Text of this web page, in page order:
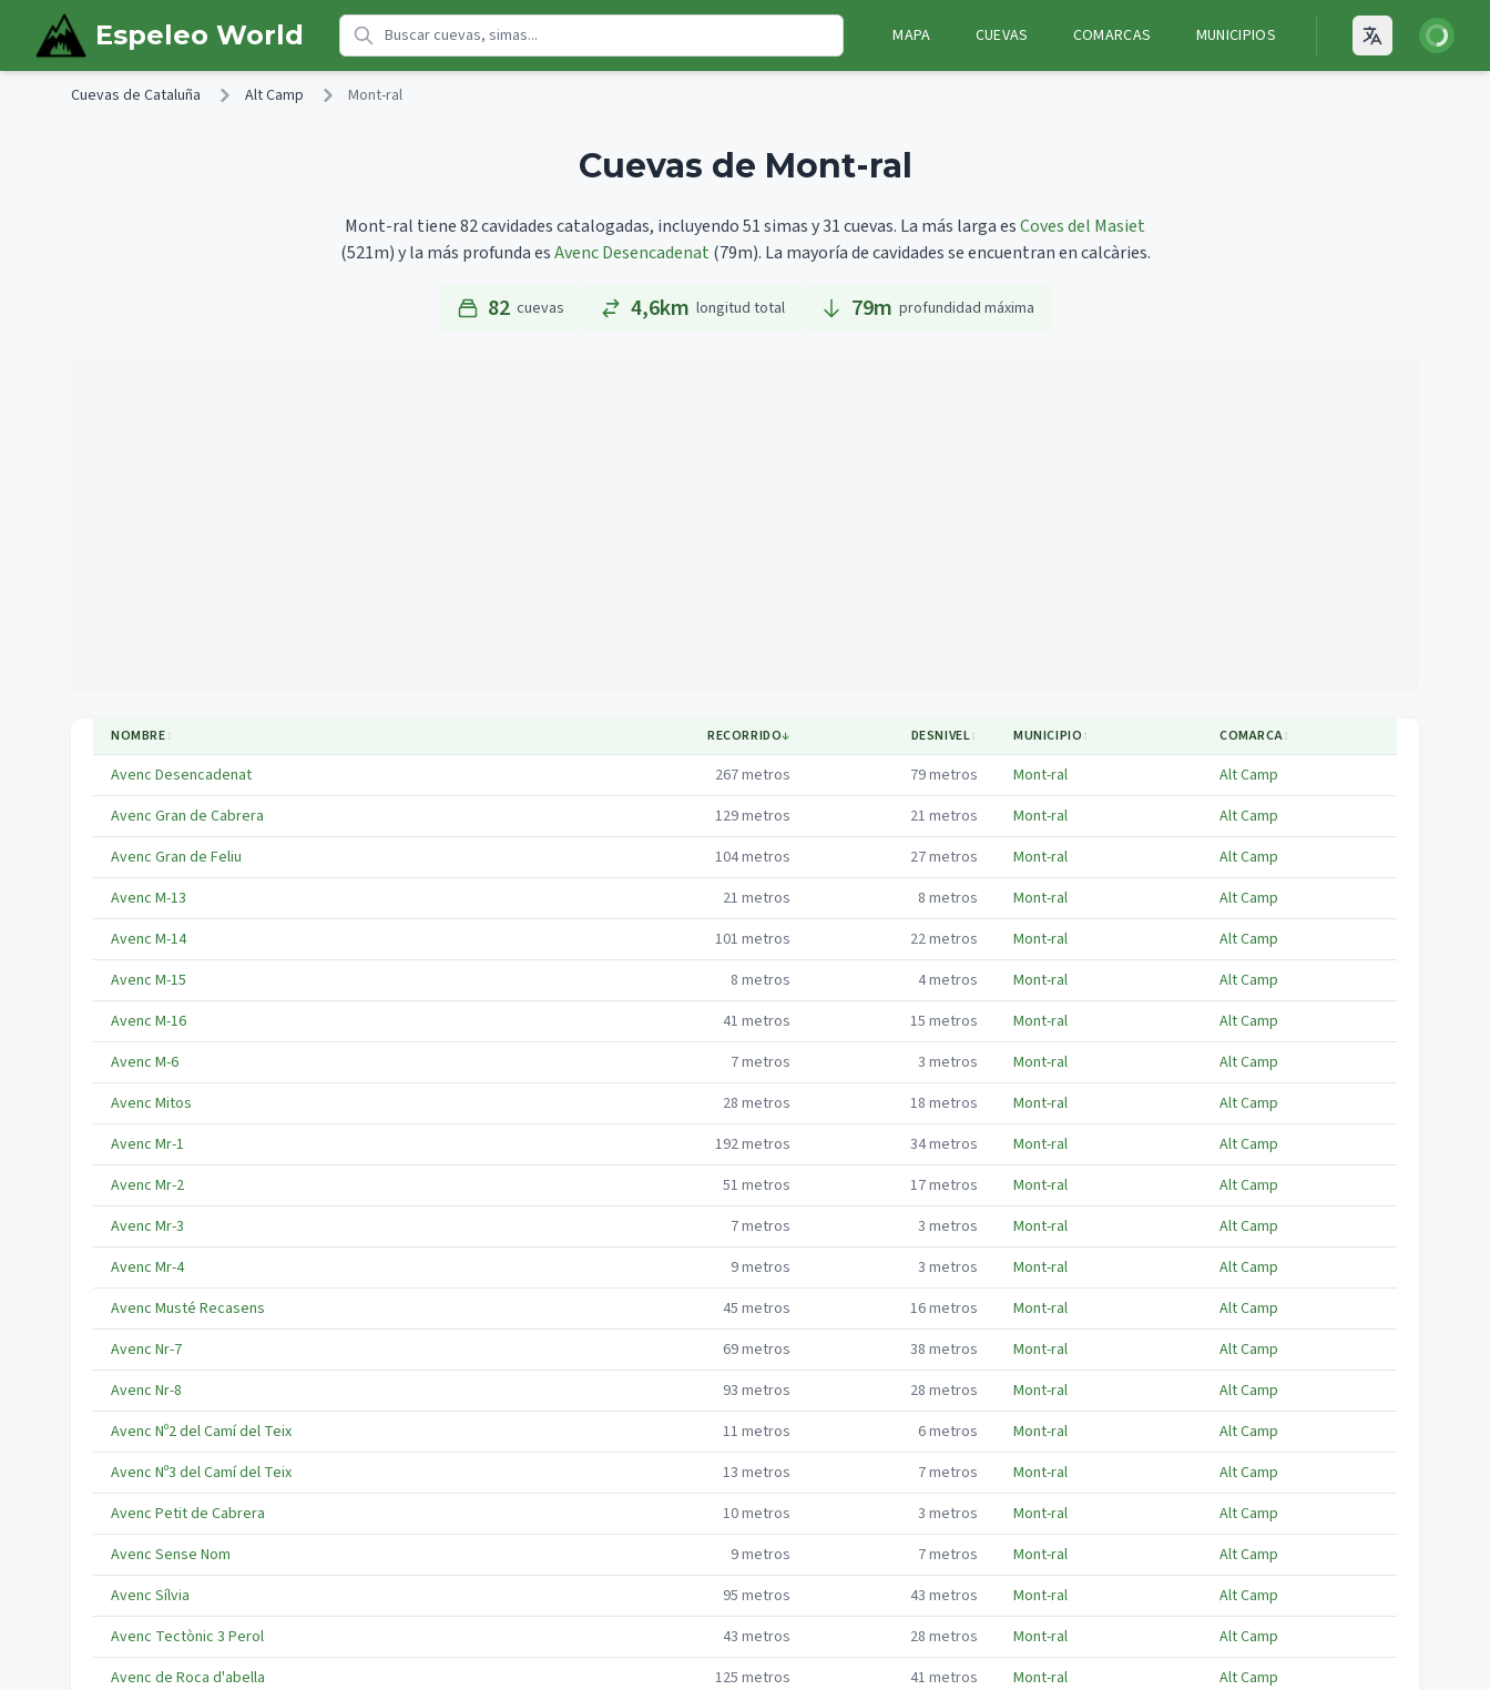
Skip to main content
Espeleo World MAPA CUEVAS COMARCAS MUNICIPIOS Open
Iniciar
Cuevas de Cataluña Alt Camp Mont-ral
Cuevas de Mont-ral
Mont-ral tiene 82 cavidades catalogadas, incluyendo 51 simas y 31 cuevas. La más larga esCoves del Masiet
(521m)y la más profunda esAvenc Desencadenat (79m). La mayoría de cavidades se encuentran en calcàries.
82 cuevas 4,6km longitud total 79m profundidad máxima
NOMBRE↕ RECORRIDO↓ DESNIVEL↕ MUNICIPIO↕ COMARCA↕
Avenc Desencadenat 267metros 79metros Mont-ral
Alt Camp
Avenc Gran de Cabrera
129metros 21 metros Mont-ral
Alt Camp
Avenc Gran de Feliu
104metros 27metros Mont-ral
Alt Camp
Avenc M-13
21 metros 8 metros Mont-ral
Alt Camp
Avenc M-14
101 metros 22metros Mont-ral
Alt Camp
Avenc M-15
8 metros 4metros Mont-ral
Alt Camp
Avenc M-16
41 metros 15 metros Mont-ral
Alt Camp
Avenc M-6
7metros 3 metros Mont-ral
Alt Camp
Avenc Mitos
28 metros 18 metros Mont-ral
Alt Camp
Avenc Mr-1
192metros 34metros Mont-ral
Alt Camp
Avenc Mr-2
51 metros 17metros Mont-ral
Alt Camp
Avenc Mr-3
7metros 3 metros Mont-ral
Alt Camp
Avenc Mr-4
9metros 3 metros Mont-ral
Alt Camp
Avenc Musté Recasens
45 metros 16metros Mont-ral
Alt Camp
Avenc Nr-7
69metros 38 metros Mont-ral
Alt Camp
Avenc Nr-8
93 metros 28 metros Mont-ral
Alt Camp
Avenc Nº2 del Camí del Teix
11 metros 6metros Mont-ral
Alt Camp
Avenc Nº3 del Camí del Teix
13 metros 7metros Mont-ral
Alt Camp
Avenc Petit de Cabrera
10metros 3 metros Mont-ral
Alt Camp
Avenc Sense Nom
9metros 7metros Mont-ral
Alt Camp
Avenc Sílvia
95 metros 43 metros Mont-ral
Alt Camp
Avenc Tectònic 3 Perol
43 metros 28 metros Mont-ral
Alt Camp
Avenc de Roca d'abella
125 metros 41 metros Mont-ral
Alt Camp